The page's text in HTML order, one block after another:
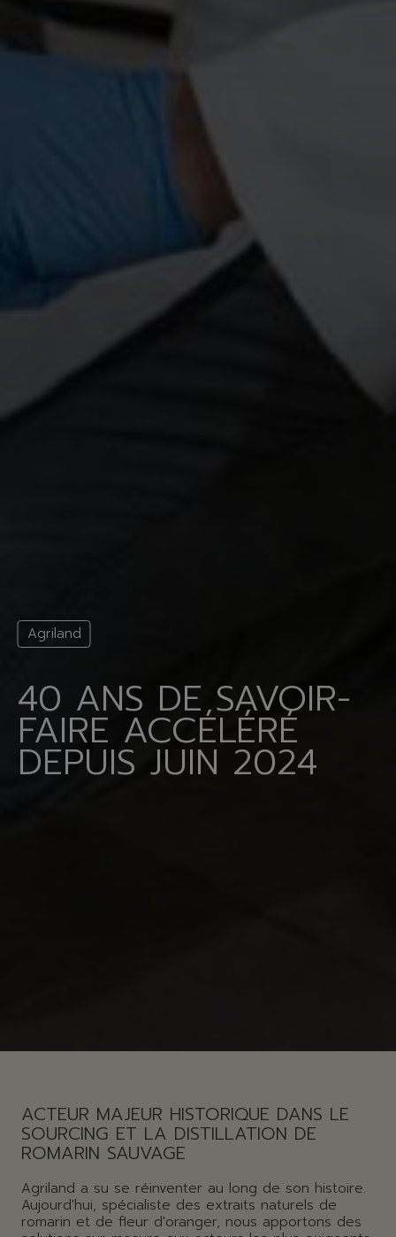
Agriland
40 ANS DE SAVOIR-
FAIRE ACCÉLÉRÉ
DEPUIS JUIN 2024
ACTEUR MAJEUR HISTORIQUE DANS LE
SOURCING ET LA DISTILLATION DE
ROMARIN SAUVAGE
Agriland a su se réinventer au long de son histoire.
Aujourd'hui, spécialiste des extraits naturels de
romarin et de fleur d'oranger, nous apportons des